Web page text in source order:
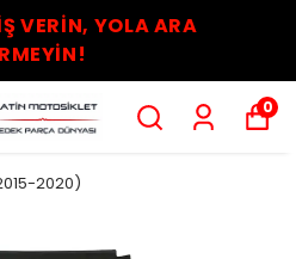
VERİN, YOLA ARA
0
2020)